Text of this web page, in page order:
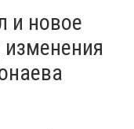
и новое
изменения